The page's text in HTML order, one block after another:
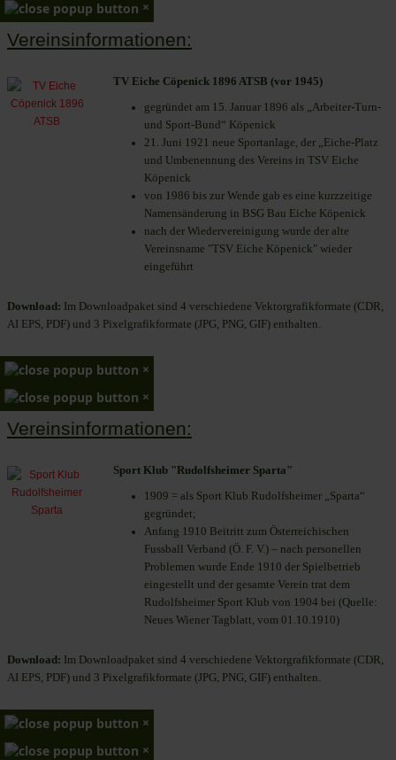
×
Vereinsinformationen:
TV Eiche Cöpenick 1896 ATSB (vor 1945)
gegründet am 15. Januar 1896 als „Arbeiter-Turn-
und Sport-Bund“ Köpenick
21. Juni 1921 neue Sportanlage, der „Eiche-Platz
und Umbenennung des Vereins in TSV Eiche
Köpenick
von 1986 bis zur Wende gab es eine kurzzeitige
Namensänderung in BSG Bau Eiche Köpenick
nach der Wiedervereinigung wurde der alte
Vereinsname "TSV Eiche Köpenick" wieder
eingeführt
Download: Im Downloadpaket sind 4 verschiedene Vektorgrafikformate (CDR,
AI EPS, PDF) und 3 Pixelgrafikformate (JPG, PNG, GIF) enthalten.
×
×
Vereinsinformationen:
Sport Klub "Rudolfsheimer Sparta"
1909 = als Sport Klub Rudolfsheimer „Sparta“
gegründet;
Anfang 1910 Beitritt zum Österreichischen
Fussball Verband (Ö. F. V.) – nach personellen
Problemen wurde Ende 1910 der Spielbetrieb
eingestellt und der gesamte Verein trat dem
Rudolfsheimer Sport Klub von 1904 bei (Quelle:
Neues Wiener Tagblatt, vom 01.10.1910)
Download: Im Downloadpaket sind 4 verschiedene Vektorgrafikformate (CDR,
AI EPS, PDF) und 3 Pixelgrafikformate (JPG, PNG, GIF) enthalten.
×
×